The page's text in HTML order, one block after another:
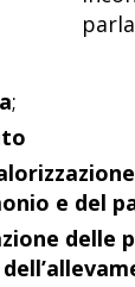
;
e del
delle